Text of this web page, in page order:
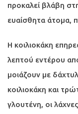
προκαλεί βλάβη
ευαίσθητα άτομα,
Η κοιλιοκάκη
λεπτού εντέρου
μοιάζουν με
κοιλιοκάκη και
γλουτένη, οι